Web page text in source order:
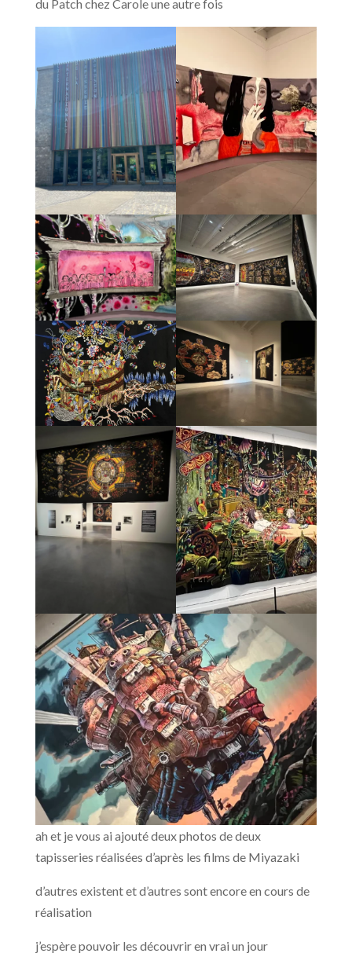
du Patch chez Carole une autre fois
ah et je vous ai ajouté deux photos de deux
tapisseries réalisées d’après les films de Miyazaki
d’autres existent et d’autres sont encore en cours de
réalisation
j’espère pouvoir les découvrir en vrai un jour